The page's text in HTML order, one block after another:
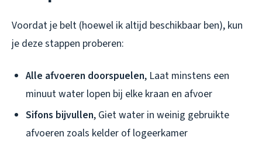
Voordat je belt (hoewel ik altijd beschikbaar ben), kun
je deze stappen proberen:
Alle afvoeren doorspuelen, Laat minstens een
minuut water lopen bij elke kraan en afvoer
Sifons bijvullen, Giet water in weinig gebruikte
afvoeren zoals kelder of logeerkamer